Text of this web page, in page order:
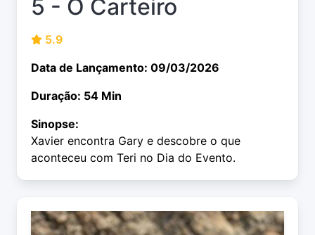
5 - O Carteiro
5.9
Data de Lançamento: 09/03/2026
Duração: 54 Min
Sinopse:
Xavier encontra Gary e descobre o que
aconteceu com Teri no Dia do Evento.